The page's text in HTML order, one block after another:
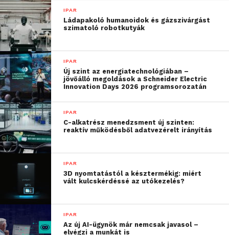
– mondta el Gurcsó Péter, a Budapest GSC Hub
regionális beszerzési igazgatója.
További friss híreket talál a
Csatlakozzon hozzánk aFacebookonis!
IPAR
Ládapakoló humanoidok és gázszivárgást
szimatoló robotkutyák
IPAR
Új szint az energiatechnológiában –
jövőálló megoldások a Schneider Electric
Innovation Days 2026 programsorozatán
IPAR
C-alkatrész menedzsment új szinten:
reaktív működésből adatvezérelt irányítás
IPAR
3D nyomtatástól a késztermékig: miért
vált kulcskérdéssé az utókezelés?
IPAR
Az új AI-ügynök már nemcsak javasol –
elvégzi a munkát is